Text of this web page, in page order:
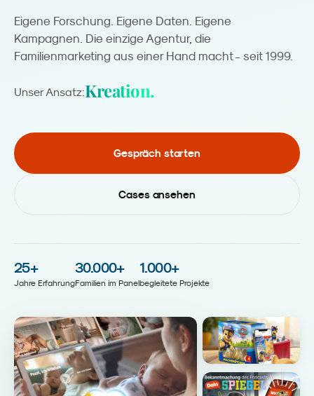
Eigene Forschung. Eigene Daten. Eigene
Kampagnen. Die einzige Agentur, die
Familienmarketing aus einer Hand macht - seit 1999.
Unser Ansatz:Kreation.
Gespräch starten
Cases ansehen
25+
Jahre Erfahrung
30.000+
Familien im Panel
1.000+
begleitete Projekte